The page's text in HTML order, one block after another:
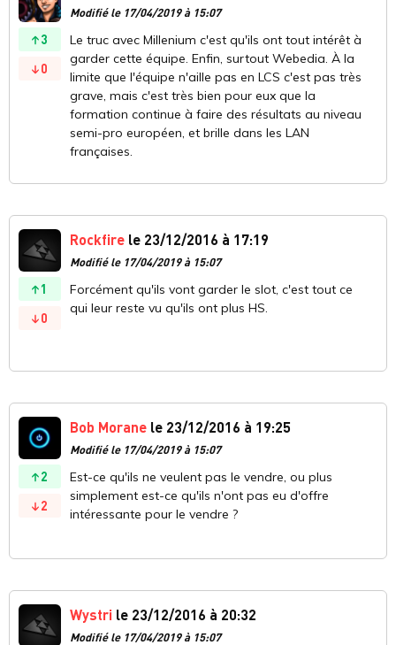
3
0
Modifié le 17/04/2019 à 15:07
Le truc avec Millenium c'est qu'ils ont tout intérêt à
garder cette équipe. Enfin, surtout Webedia. À la
limite que l'équipe n'aille pas en LCS c'est pas très
grave, mais c'est très bien pour eux que la
formation continue à faire des résultats au niveau
semi-pro européen, et brille dans les LAN
françaises.
1
0
Rockfire le 23/12/2016 à 17:19
Modifié le 17/04/2019 à 15:07
Forcément qu'ils vont garder le slot, c'est tout ce
qui leur reste vu qu'ils ont plus HS.
2
2
Bob Morane le 23/12/2016 à 19:25
Modifié le 17/04/2019 à 15:07
Est-ce qu'ils ne veulent pas le vendre, ou plus
simplement est-ce qu'ils n'ont pas eu d'offre
intéressante pour le vendre ?
Wystri le 23/12/2016 à 20:32
Modifié le 17/04/2019 à 15:07